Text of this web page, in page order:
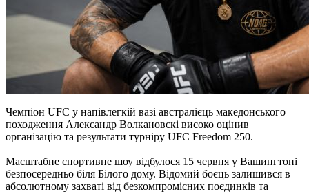
Чемпіон UFC у напівлегкій вазі австралієць македонського
походження Александр Волкановскі високо оцінив
організацію та результати турніру UFC Freedom 250.
Масштабне спортивне шоу відбулося 15 червня у Вашингтоні
безпосередньо біля Білого дому. Відомий боєць залишився в
абсолютному захваті від безкомпромісних поєдинків та